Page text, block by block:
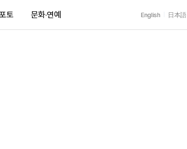
토 문화·연예 English 日本語